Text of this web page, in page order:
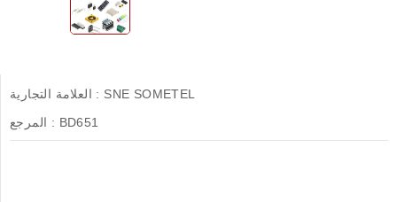
العلامة التجارية : SNE SOMETEL
المرجع : BD651